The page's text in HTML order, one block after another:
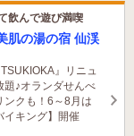
飲んで遊び満喫
肌の湯の宿 仙渓
』リニュ
題♪オランダせんべ
ンクも！6～8月は
イキング】開催